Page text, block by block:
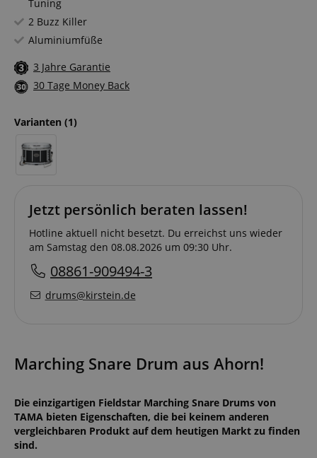
Tuning
2 Buzz Killer
Aluminiumfüße
3 Jahre Garantie
30 Tage Money Back
Varianten (1)
Jetzt persönlich beraten lassen!
Hotline aktuell nicht besetzt. Du erreichst uns wieder
am Samstag den 08.08.2026 um 09:30 Uhr.
08861-909494-3
drums@kirstein.de
Marching Snare Drum aus Ahorn!
Die einzigartigen Fieldstar Marching Snare Drums von
TAMA bieten Eigenschaften, die bei keinem anderen
vergleichbaren Produkt auf dem heutigen Markt zu finden
sind.